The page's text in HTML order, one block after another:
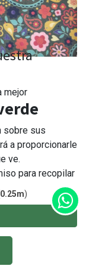
)
mejor
sobre sus
a proporcionarle
ve.
para recopilar